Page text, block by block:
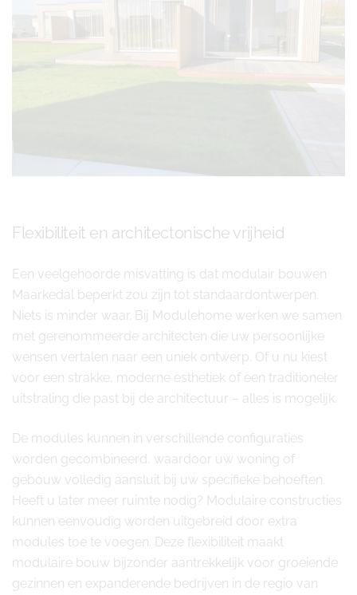
Flexibiliteit en architectonische vrijheid
Een veelgehoorde misvatting is dat modulair bouwen
Maarkedal beperkt zou zijn tot standaardontwerpen.
Niets is minder waar. Bij Modulehome werken we samen
met gerenommeerde architecten die uw persoonlijke
wensen vertalen naar een uniek ontwerp. Of u nu kiest
voor een strakke, moderne esthetiek of een traditioneler
uitstraling die past bij de architectuur – alles is mogelijk.
De modules kunnen in verschillende configuraties
worden gecombineerd, waardoor uw woning of
gebouw volledig aansluit bij uw specifieke behoeften.
Heeft u later meer ruimte nodig? Modulaire constructies
kunnen eenvoudig worden uitgebreid door extra
modules toe te voegen. Deze flexibiliteit maakt
modulaire bouw bijzonder aantrekkelijk voor groeiende
gezinnen en expanderende bedrijven in de regio van